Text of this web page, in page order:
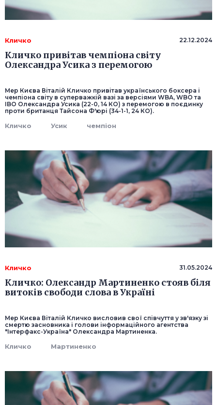
Кличко 22.12.2024
Кличко привітав чемпіона світу
Олександра Усика з перемогою
Мер Києва Віталій Кличко привітав українського боксера і
чемпіона світу в суперважкій вазі за версіями WBA, WBO та
IBO Олександра Усика (22-0, 14 КО) з перемогою в поєдинку
проти британця Тайсона Ф'юрі (34-1-1, 24 КО).
Кличко Усик чемпіон
Кличко 31.05.2024
Кличко: Олександр Мартиненко стояв біля
витоків свободи слова в Україні
Мер Києва Віталій Кличко висловив свої співчуття у зв'язку зі
смертю засновника і голови інформаційного агентства
"Інтерфакс-Україна" Олександра Мартиненка.
Кличко Мартиненко